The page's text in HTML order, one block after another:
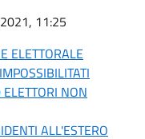
11:25
ELETTORALE
NON
ALL'ESTERO